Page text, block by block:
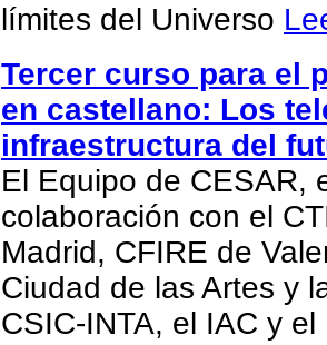
límites del Universo
Tercer curso para el
en castellano: Los
infraestructura del
El Equipo de CESAR,
colaboración con el
Madrid, CFIRE de
Ciudad de las Artes y
CSIC-INTA, el IAC y el